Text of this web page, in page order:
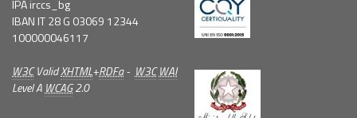
IPA irccs_bg
IBAN IT 28 G 03069 12344
100000046117
W3CValidXHTML+RDFa- W3C WAI
Level A WCAG2.0